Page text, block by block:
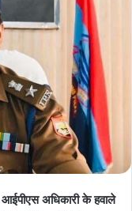
आईपीएस अधिकारी के हवाले